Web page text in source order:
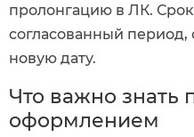
пролонгацию в ЛК.
согласованный
новую дату.
Что важно знать
оформлением